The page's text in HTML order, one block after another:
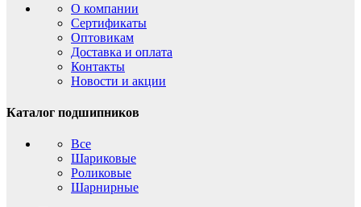
О компании
Сертификаты
Оптовикам
Доставка и оплата
Контакты
Новости и акции
Каталог подшипников
Все
Шариковые
Роликовые
Шарнирные